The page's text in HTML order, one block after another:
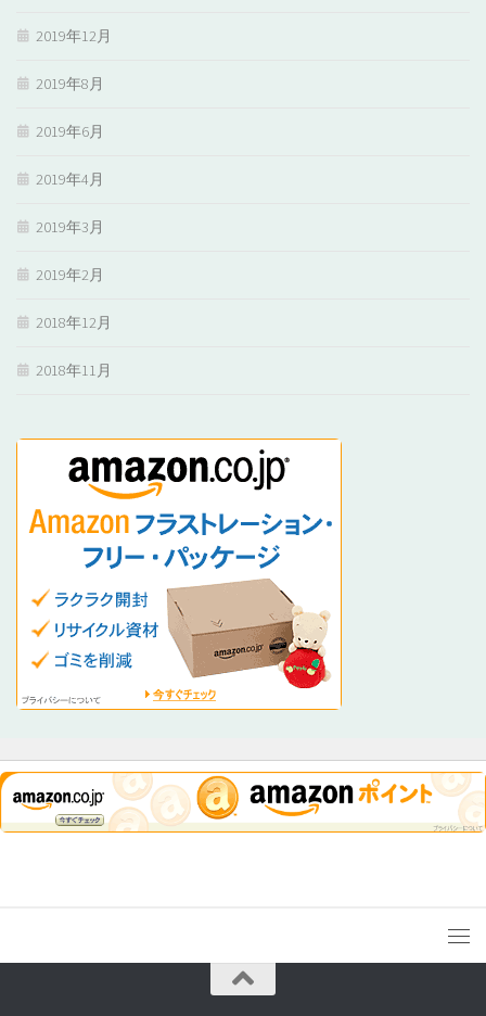
2019年12月
2019年8月
2019年6月
2019年4月
2019年3月
2019年2月
2018年12月
2018年11月